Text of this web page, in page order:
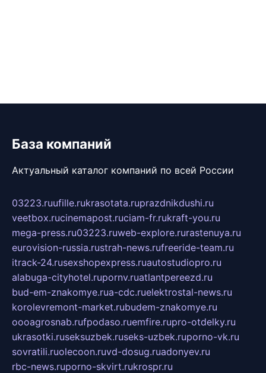
База компаний
Актуальный каталог компаний по всей России
03223.ruufille.rukrasotata.ruprazdnikdushi.ru
veetbox.rucinemapost.ruciam-fr.rukraft-you.ru
mega-press.ru03223.ruweb-explore.rurastenuya.ru
eurovision-russia.rustrah-news.rufreeride-team.ru
itrack-24.rusexshopexpress.ruautostudiopro.ru
alabuga-cityhotel.rupornv.ruatlantpereezd.ru
bud-em-znakomye.rua-cdc.ruelektrostal-news.ru
korolevremont-market.rubudem-znakomye.ru
oooagrosnab.rufpodaso.ruemfire.rupro-otdelky.ru
ukrasotki.ruseksuzbek.ruseks-uzbek.ruporno-vk.ru
sovratili.ruolecoon.ruvd-dosug.ruadonyev.ru
rbc-news.ruporno-skvirt.rukrospr.ru